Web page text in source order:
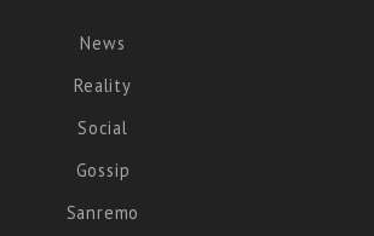
News
Reality
Social
Gossip
Sanremo